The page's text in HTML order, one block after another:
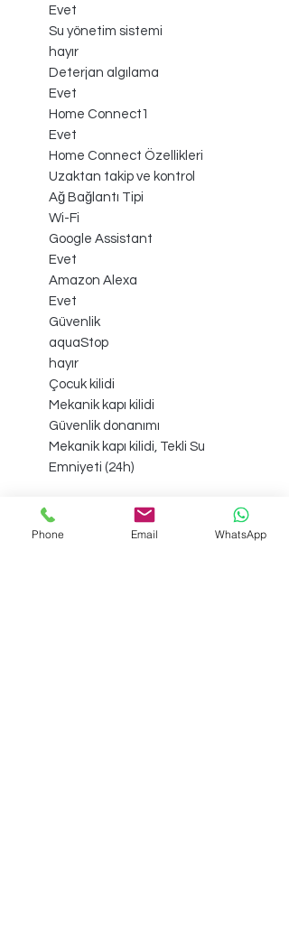
Evet
Su yönetim sistemi
hayır
Deterjan algılama
Evet
Home Connect1
Evet
Home Connect Özellikleri
Uzaktan takip ve kontrol
Ağ Bağlantı Tipi
Wi-Fi
Google Assistant
Evet
Amazon Alexa
Evet
Güvenlik
aquaStop
hayır
Çocuk kilidi
Mekanik kapı kilidi
Güvenlik donanımı
Mekanik kapı kilidi, Tekli Su
Emniyeti (24h)
Phone Email WhatsApp